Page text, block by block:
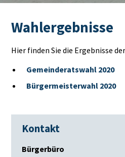
Wahlergebnisse
Hier finden Sie die Ergebnisse
Gemeinderatswahl 2020
Bürgermeisterwahl 2020
Kontakt
Bürgerbüro